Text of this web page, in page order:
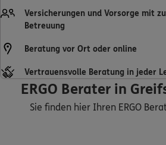
Nicht sicher, was Sie
Versicherungen und Vorsorge mit
Betreuung
Beratung vor Ort oder online
Vertrauensvolle Beratung in jeder
ERGO Berater in
Sie finden hier Ihren ERGO